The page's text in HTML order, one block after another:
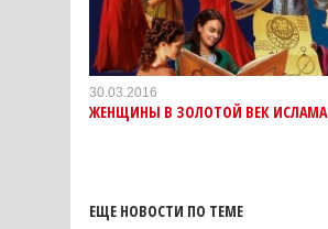
30.03.2016
ЖЕНЩИНЫ В ЗОЛОТОЙ ВЕК ИСЛАМА
ЕЩЕ НОВОСТИ ПО ТЕМЕ